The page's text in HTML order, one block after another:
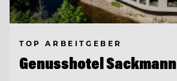
TOP ARBEITGEBER
Genusshotel Sackmann